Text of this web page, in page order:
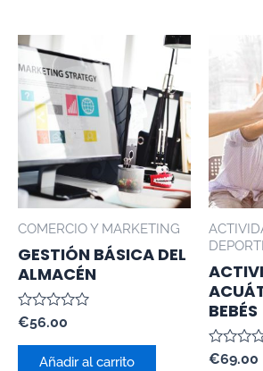
COMERCIO Y MARKETING
GESTIÓN BÁSICA DEL
ALMACÉN
Valorado
con
0
€56.00
Añadir al carrito
BEBÉS
Valorado
€69.00